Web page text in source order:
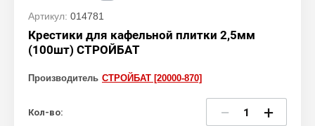
Артикул: 014781
Крестики для кафельной плитки 2,5мм
(100шт) СТРОЙБАТ
Производитель СТРОЙБАТ [20000-870]
Кол-во: − +